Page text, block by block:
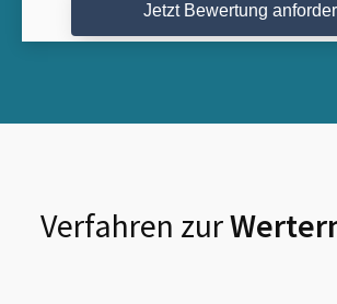
Jetzt Bewertung
Verfahren zur